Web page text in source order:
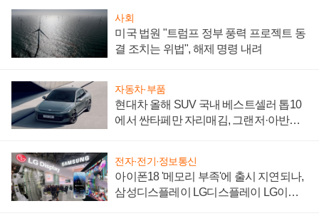
사회
미국 법원 "트럼프 정부 풍력 프로젝트 동
결 조치는 위법", 해제 명령 내려
자동차·부품
현대차 올해 SUV 국내 베스트셀러 톱10
에서 싼타페만 자리매김, 그랜저·아반떼
전자·전기·정보통신
아이폰18 '메모리 부족'에 출시 지연되나,
삼성디스플레이 LG디스플레이 LG이노